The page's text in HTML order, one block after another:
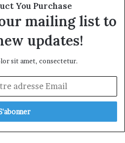
You Purchase
mailing list to
updates!
sit amet, consectetur.